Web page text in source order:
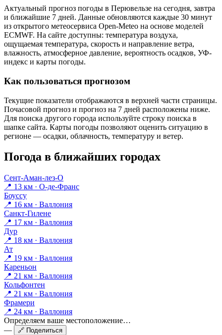
Актуальный прогноз погоды в Перювельзе на сегодня, завтра
и ближайшие 7 дней. Данные обновляются каждые 30 минут
из открытого метеосервиса Open-Meteo на основе моделей
ECMWF. На сайте доступны: температура воздуха,
ощущаемая температура, скорость и направление ветра,
влажность, атмосферное давление, вероятность осадков, УФ-
индекс и карты погоды.
Как пользоваться прогнозом
Текущие показатели отображаются в верхней части страницы.
Почасовой прогноз и прогноз на 7 дней расположены ниже.
Для поиска другого города используйте строку поиска в
шапке сайта. Карты погоды позволяют оценить ситуацию в
регионе — осадки, облачность, температуру и ветер.
Погода в ближайших городах
Сент-Аман-лез-О
📍 13 км · О-де-Франс
Боуссу
📍 16 км · Валлония
Санкт-Гилене
📍 17 км · Валлония
Дур
📍 18 км · Валлония
Ат
📍 19 км · Валлония
Кареньон
📍 21 км · Валлония
Кольфонтен
📍 21 км · Валлония
Фрамери
📍 24 км · Валлония
Определяем ваше местоположение…
—
🔗 Поделиться